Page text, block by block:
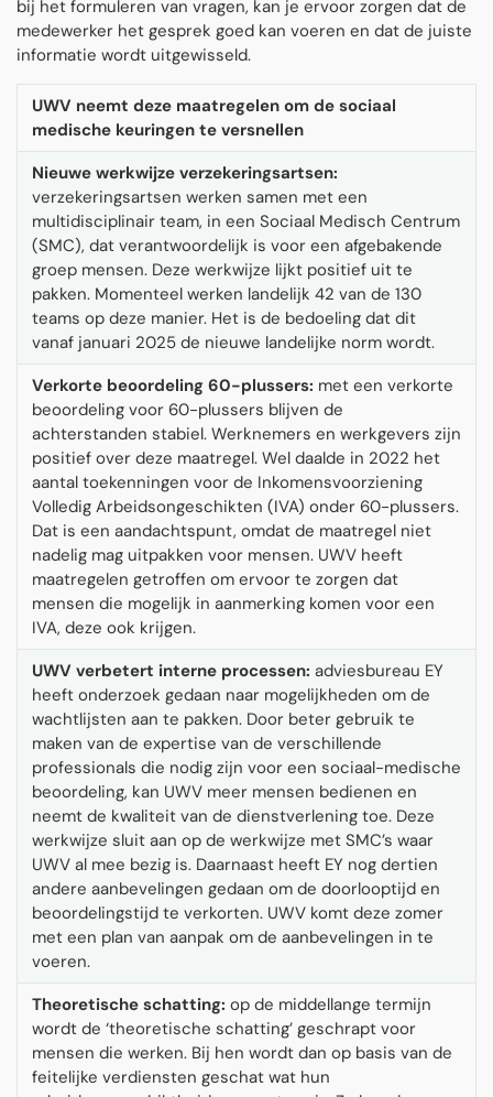
bij het formuleren van vragen, kan je ervoor zorgen dat de
medewerker het gesprek goed kan voeren en dat de juiste
informatie wordt uitgewisseld.
UWV neemt deze maatregelen om de sociaal
medische keuringen te versnellen
Nieuwe werkwijze verzekeringsartsen:
verzekeringsartsen werken samen met een
multidisciplinair team, in een Sociaal Medisch Centrum
(SMC), dat verantwoordelijk is voor een afgebakende
groep mensen. Deze werkwijze lijkt positief uit te
pakken. Momenteel werken landelijk 42 van de 130
teams op deze manier. Het is de bedoeling dat dit
vanaf januari 2025 de nieuwe landelijke norm wordt.
Verkorte beoordeling 60-plussers: met een verkorte
beoordeling voor 60-plussers blijven de
achterstanden stabiel. Werknemers en werkgevers zijn
positief over deze maatregel. Wel daalde in 2022 het
aantal toekenningen voor de Inkomensvoorziening
Volledig Arbeidsongeschikten (IVA) onder 60-plussers.
Dat is een aandachtspunt, omdat de maatregel niet
nadelig mag uitpakken voor mensen. UWV heeft
maatregelen getroffen om ervoor te zorgen dat
mensen die mogelijk in aanmerking komen voor een
IVA, deze ook krijgen.
UWV verbetert interne processen: adviesbureau EY
heeft onderzoek gedaan naar mogelijkheden om de
wachtlijsten aan te pakken. Door beter gebruik te
maken van de expertise van de verschillende
professionals die nodig zijn voor een sociaal-medische
beoordeling, kan UWV meer mensen bedienen en
neemt de kwaliteit van de dienstverlening toe. Deze
werkwijze sluit aan op de werkwijze met SMC’s waar
UWV al mee bezig is. Daarnaast heeft EY nog dertien
andere aanbevelingen gedaan om de doorlooptijd en
beoordelingstijd te verkorten. UWV komt deze zomer
met een plan van aanpak om de aanbevelingen in te
voeren.
Theoretische schatting: op de middellange termijn
wordt de ‘theoretische schatting’ geschrapt voor
mensen die werken. Bij hen wordt dan op basis van de
feitelijke verdiensten geschat wat hun